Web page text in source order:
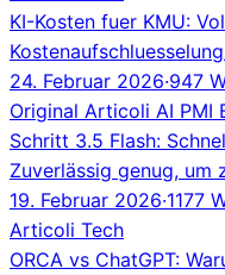
KI-Kosten fuer KMU:
24. Februar 2026·947
Original Articoli AI PMI
Schritt 3.5 Flash:
Zuverlässig genug, um
19. Februar 2026·1177
Articoli Tech
ORCA vs ChatGPT: